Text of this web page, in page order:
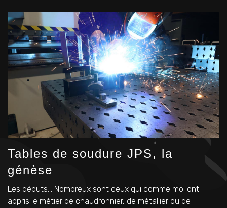
Tables de soudure JPS, la
génèse
Les débuts… Nombreux sont ceux qui comme moi ont
appris le métier de chaudronnier, de métallier ou de